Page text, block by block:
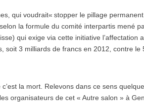
qui voudrait« stopper le pillage
la formule du comité interpartis mené
qui exige via cette initiative l’affectation
soit 3 milliards de francs en 2012, contre le
la mort. Relevons dans ce sens
organisateurs de cet « Autre salon » à